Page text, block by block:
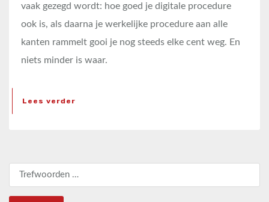
vaak gezegd wordt: hoe goed je digitale procedure
ook is, als daarna je werkelijke procedure aan alle
kanten rammelt gooi je nog steeds elke cent weg. En
niets minder is waar.
Lees verder
Zoeken naar: